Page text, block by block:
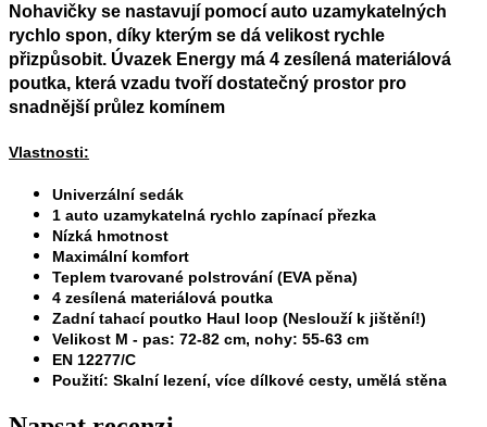
Nohavičky se nastavují pomocí auto uzamykatelných
rychlo spon, díky kterým se dá velikost rychle
přizpůsobit. Úvazek Energy má 4 zesílená materiálová
poutka, která vzadu tvoří dostatečný prostor pro
snadnější průlez komínem
Vlastnosti:
Univerzální sedák
1 auto uzamykatelná rychlo zapínací přezka
Nízká hmotnost
Maximální komfort
Teplem tvarované polstrování (EVA pěna)
4 zesílená materiálová poutka
Zadní tahací poutko Haul loop (Neslouží k jištění!)
Velikost M - pas: 72-82 cm, nohy: 55-63 cm
EN 12277/C
Použití: Skalní lezení, více dílkové cesty, umělá stěna